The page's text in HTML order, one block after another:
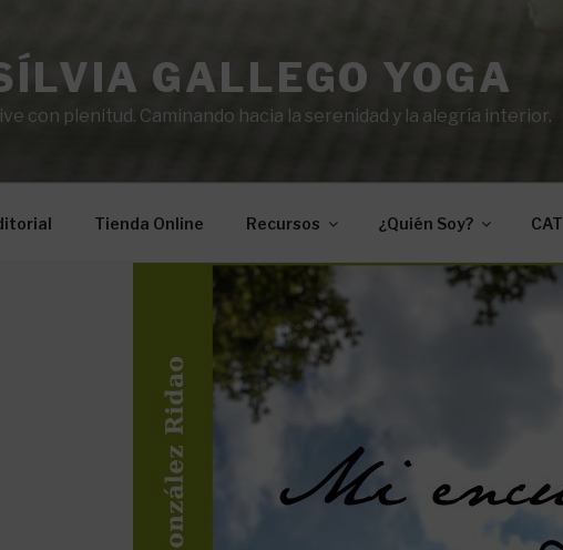
GALLEGO YOGA
con plenitud. Caminando hacia la serenidad y la alegría interior.
Tienda Online Recursos ¿Quién Soy? CAT